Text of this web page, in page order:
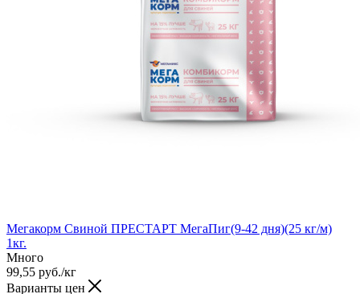
Мегакорм Свиной ПРЕСТАРТ МегаПиг(9-42 дня)(25 кг/м)
1кг.
Много
99,55 руб./кг
Варианты цен